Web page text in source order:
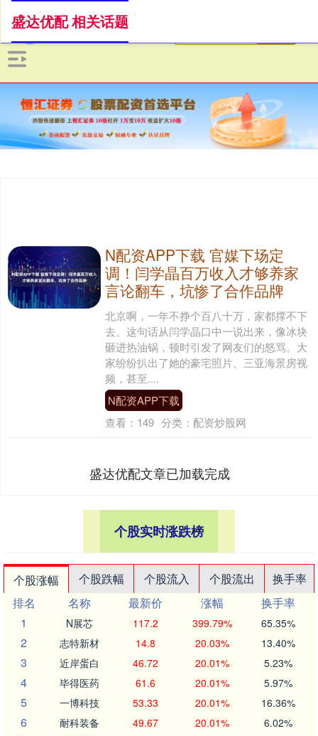
盛达优配 相关话题
N配资APP下载 官媒下场定
调！闫学晶百万收入才够养家
言论翻车，坑惨了合作品牌
北京啊，一年不挣个百八十万，家都撑不下
去。这句话从闫学晶口中一说出来，像冰块
砸进热油锅，顿时引发了网友们的怒骂。大
家纷纷扒出了她的豪宅照片、三亚海景房视
频，甚至....
N配资APP下载
查看： 149 分类： 配资炒股网
盛达优配文章已加载完成
个股实时涨跌榜
个股涨幅 个股跌幅 个股流入 个股流出
换手率
排名
名称 最新价 涨幅
换手率
1
N展芯 117.2 399.79% 65.35%
2 志特新材 14.8 20.03% 13.40%
3 近岸蛋白 46.72 20.01% 5.23%
4 毕得医药 61.6 20.01% 5.97%
5 一博科技 53.33 20.01% 16.36%
6 耐科装备 49.67 20.01% 6.02%